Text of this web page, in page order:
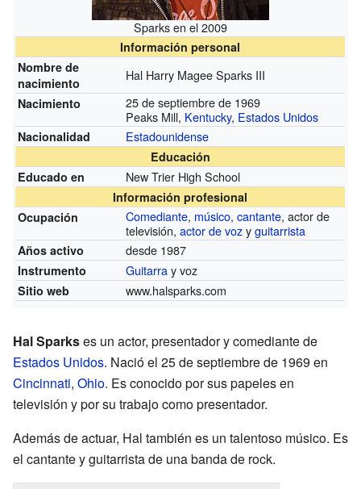
Sparks en el 2009
Información personal
Nombre de
nacimiento
Hal Harry Magee Sparks III
Nacimiento
25 de septiembre de 1969
Peaks Mill, Kentucky, Estados Unidos
Nacionalidad Estadounidense
Educación
Educado en
New Trier High School
Información profesional
Ocupación
Comediante, músico,cantante, actor de
televisión,actor de vozyguitarrista
Años activo desde 1987
Instrumento Guitarray voz
Sitio web www.halsparks.com
Hal Sparkses un actor, presentador y comediante de
Estados Unidos. Nació el 25 de septiembre de 1969 en
Cincinnati, Ohio. Es conocido por sus papeles en
televisión y por su trabajo como presentador.
Además de actuar, Hal también es un talentoso músico. Es
el cantante y guitarrista de una banda de rock.